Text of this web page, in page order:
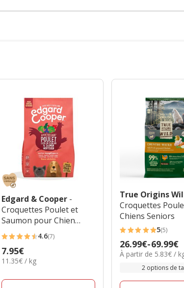
Edgard & Cooper -
Croquettes Poulet et
Saumon pour Chien
Senior - 700g
4.6
étoiles
avec
7
4.6(7)
Prix
7.95€
7.95€
11.35€
Kg
11.35€ / kg
True Origins
Croquettes
Chiens Seniors
5
étoiles
avec
avis
5(5)
Prix
de
26.99€
à
26.99€-69.99€
5.83€
À partir de 5.83€ /
2 options de